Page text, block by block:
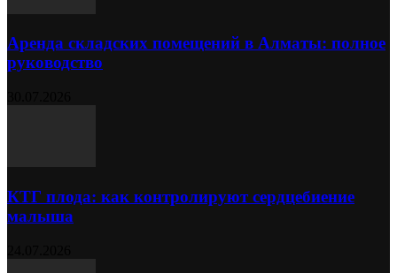
Аренда складских помещений в Алматы: полное
руководство
КТГ плода: как контролируют сердцебиение
малыша